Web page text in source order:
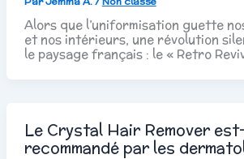
Alors que l’uniformisation guette
et nos intérieurs, une révolution
le paysage français : le « Retro
Le Crystal Hair Remover
recommandé par les